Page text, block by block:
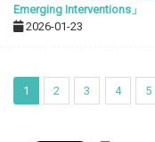
Emerging Interventions 」
2026-01-23
1 2 3 4 5